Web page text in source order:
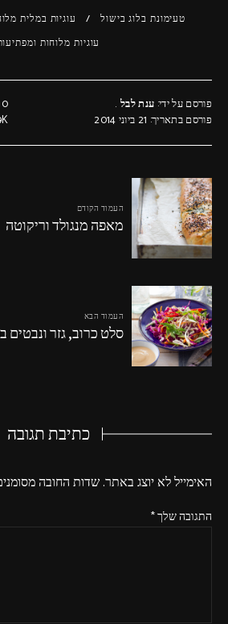
טעימונת בלוג בישול עוגיות במלית
עוגיות מלוחות
פורסם על ידי: ענת לבל
פורסם בתאריך: 21 ביוני 2014
0 תגובות
העמוד הקודם
מאפה מנגולד וריקוטה
העמוד הבא
סלט כרוב, גזר ונבטים
כתיבת תגובה
האימייל לא יוצג באתר.שדות החובה
התגובה שלך*